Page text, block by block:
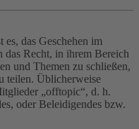
das Geschehen im
das Recht, in ihrem Bereich
und Themen zu schließen,
teilen. Üblicherweise
„offtopic“, d. h.
oder Beleidigendes bzw.